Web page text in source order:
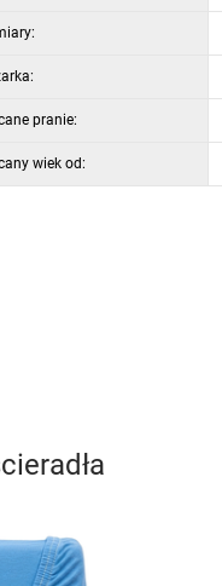
pranie:
wiek od: